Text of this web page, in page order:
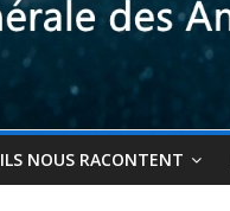
ILS NOUS RACONTENT